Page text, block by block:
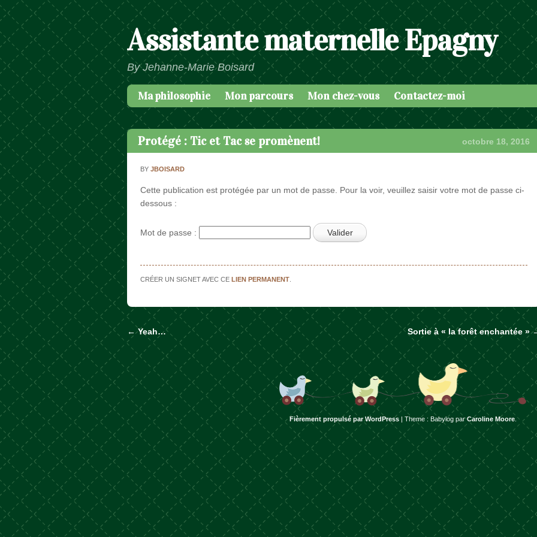
Assistante maternelle Epagny
By Jehanne-Marie Boisard
Menu
Passer au contenu
Ma philosophie Mon parcours Mon chez-vous Contactez-moi
Protégé : Tic et Tac se promènent! octobre 18, 2016
BYJBOISARD
Cette publication est protégée par un mot de passe. Pour la voir, veuillez saisir votre mot de passe ci-
dessous :
Mot de passe :
CRÉER UN SIGNET AVEC CELIEN PERMANENT
Naviguer dans les articles
←Yeah… Sortie à « la forêt enchantée »
Fièrement propulsé par WordPress Theme : Babylog parCaroline Moore.